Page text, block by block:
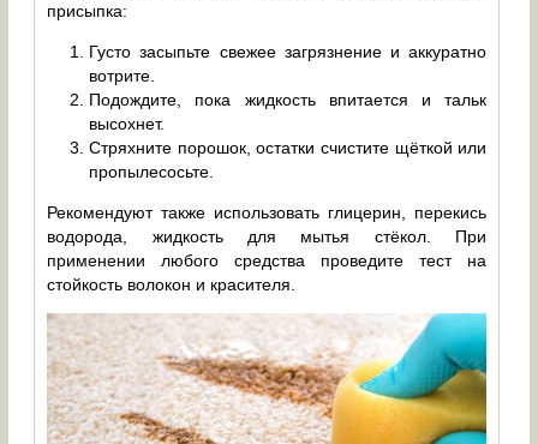
присыпка:
Густо засыпьте свежее загрязнение и аккуратно
вотрите.
Подождите, пока жидкость впитается и тальк
высохнет.
Стряхните порошок, остатки счистите щёткой или
пропылесосьте.
Рекомендуют также использовать глицерин, перекись
водорода, жидкость для мытья стёкол. При
применении любого средства проведите тест на
стойкость волокон и красителя.